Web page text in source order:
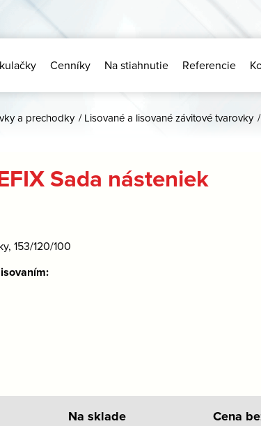
Cenníky Na stiahnutie Referencie
a prechodky / Lisované a lisované závitové tvarovky /
Sada násteniek
153/120/100
Na sklade Cena